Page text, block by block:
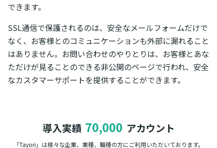
できます。
SSL通信で保護されるのは、安全なメールフォームだけで
なく、お客様とのコミュニケーションも外部に漏れること
はありません。お問い合わせのやりとりは、お客様とあな
ただけが見ることのできる非公開のページで行われ、安全
なカスタマーサポートを提供することができます。
導入実績 70,000 アカウント
「Tayori」は様々な企業、業種、職種の方に ご利用いただいております。